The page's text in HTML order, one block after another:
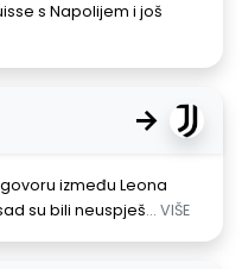
s Napolijem i još
→
između Leona
su bili neuspješ... VIŠE